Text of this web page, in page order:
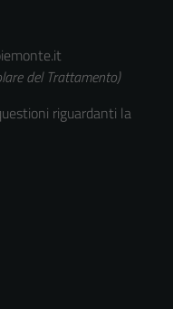
del Trattamento)
riguardanti la